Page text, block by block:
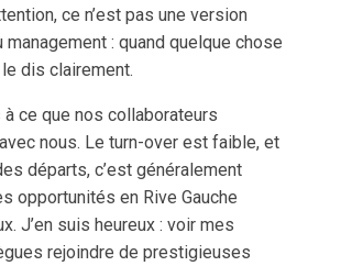
ce n’est pas une version
management : quand quelque chose
dis clairement.
ce que nos collaborateurs
nous. Le turn-over est faible, et
départs, c’est généralement
opportunités en Rive Gauche
J’en suis heureux : voir mes
rejoindre de prestigieuses